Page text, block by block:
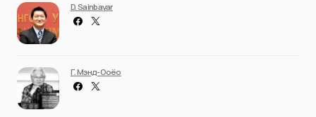
D. Sainbayar
Г. Мэнд-Ооёо